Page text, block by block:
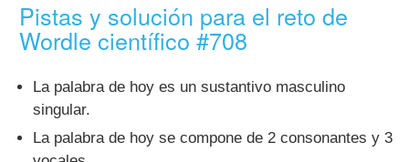
Pistas y solución para el reto de
Wordle científico #708
La palabra de hoy es un sustantivo masculino
singular.
La palabra de hoy se compone de 2 consonantes y 3